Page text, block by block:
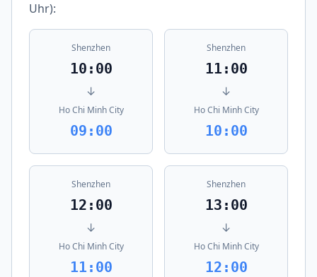
Uhr):
Shenzhen
10:00
↓
Ho Chi Minh City
09:00
Shenzhen
11:00
↓
Ho Chi Minh City
10:00
Shenzhen
12:00
↓
Ho Chi Minh City
11:00
Shenzhen
13:00
↓
Ho Chi Minh City
12:00